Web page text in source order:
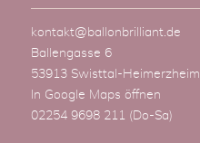
kontakt@ballonbrilliant.de
Ballengasse 6
53913 Swisttal-Heimerzheim
In Google Maps öffnen
02254 9698 211 (Do-Sa)